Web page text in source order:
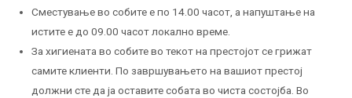
Сместување во собите е по 14.00 часот, а напуштање на
истите е до 09.00 часот локално време.
За хигиената во собите во текот на престојот се грижат
самите клиенти. По завршувањето на вашиот престој
должни сте да ја оставите собата во чиста состојба. Во